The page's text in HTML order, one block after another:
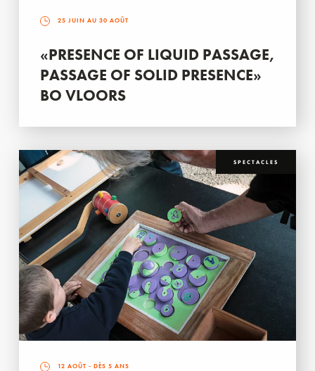
25 JUIN AU 30 AOÛT
«PRESENCE OF LIQUID PASSAGE,
PASSAGE OF SOLID PRESENCE»
BO VLOORS
SPECTACLES
12 AOÛT - DÈS 5 ANS